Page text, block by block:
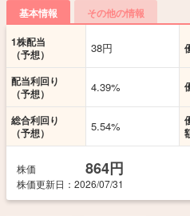
基本情報 その他の情報
1株配当
（予想）
38円
配当利回り
（予想）
4.39%
総合利回り
（予想）
5.54%
株価 864円
株価更新日 ：2026/07/31